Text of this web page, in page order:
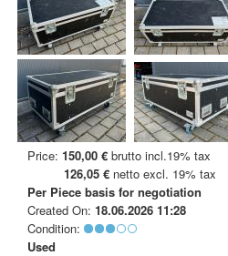
Price: 150,00 € brutto incl.19% tax
126,05 € netto excl. 19% tax
Per Piece basis for negotiation
Created On: 18.06.2026 11:28
Condition:
Used